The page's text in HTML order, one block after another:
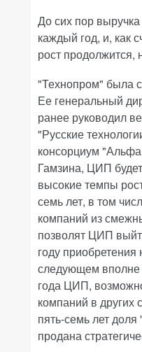
До сих пор
каждый год, и, как
рост продолжится,
"Технопром" была
Ее генеральный
ранее руководил
"Русские
консорциум
Гамзина, ЦИП
высокие темпы
семь лет, в том
компаний из
позволят ЦИП
году
следующем
года ЦИП,
компаний в других
пять-семь лет
продана